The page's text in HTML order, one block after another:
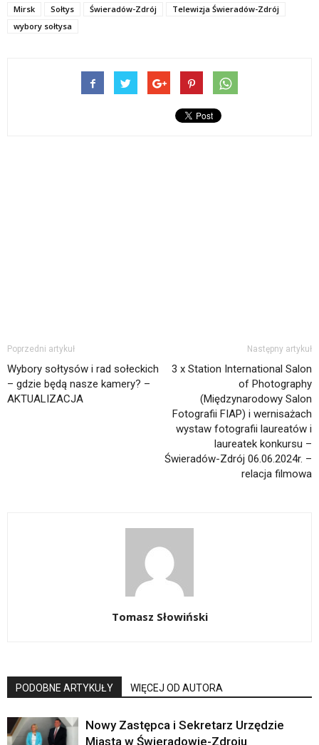
Mirsk
Sołtys Świeradów-Zdrój
Telewizja Świeradów-Zdrój
wybory sołtysa
Poprzedni artykuł
Wybory sołtysów i rad sołeckich
– gdzie będą nasze kamery? –
AKTUALIZACJA
Następny artykuł
3 x Station International Salon
of Photography
(Międzynarodowy Salon
Fotografii FIAP) i wernisażach
wystaw fotografii laureatów i
laureatek konkursu –
Świeradów-Zdrój 06.06.2024r. –
relacja filmowa
Tomasz Słowiński
PODOBNE ARTYKUŁY WIĘCEJ OD AUTORA
Nowy Zastępca i Sekretarz Urzędzie
Miasta w Świeradowie-Zdroju